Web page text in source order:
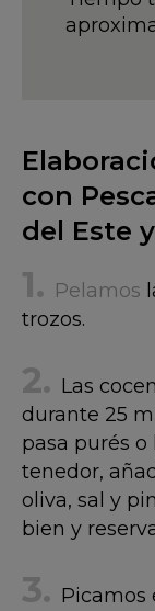
con
del Este
Pelamos
trozos.
Las
durante 25
pasa purés
tenedor,
oliva, sal y
bien y
Picamos